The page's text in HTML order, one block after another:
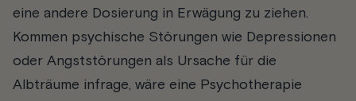
eine andere Dosierung in Erwägung zu ziehen.
Kommen psychische Störungen wie Depressionen
oder Angststörungen als Ursache für die
Albträume infrage, wäre eine Psychotherapie